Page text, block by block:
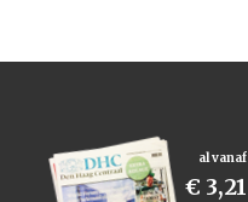
al vanaf
€ 3,21